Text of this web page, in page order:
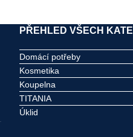
PŘEHLED VŠECH
Domácí potřeby
Kosmetika
Koupelna
TITANIA
Úklid